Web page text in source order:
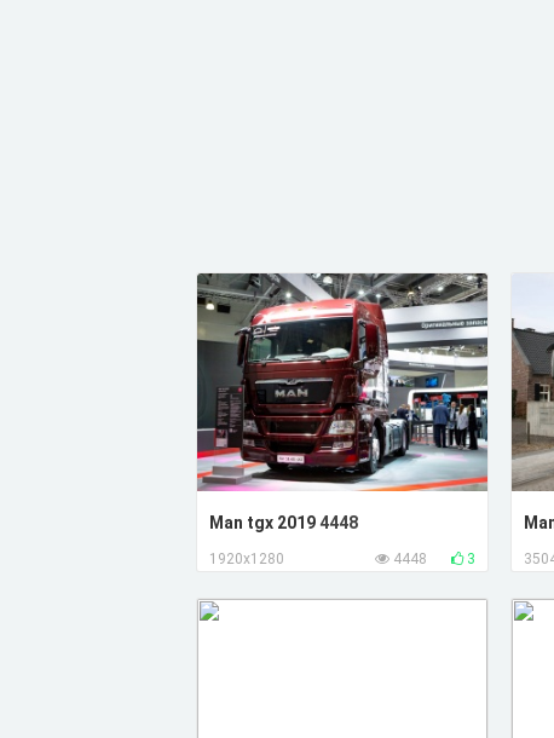
Man tgx 2019 4448
1920x1280 3
4448